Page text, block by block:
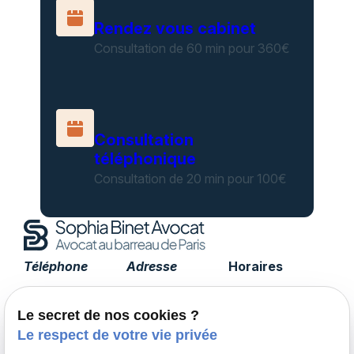
Rendez vous cabinet
Consultation de 60 min pour 360€
Consultation
téléphonique
Consultation de 20 min pour 100€
Téléphone
Adresse
Tourville
75007 PARIS
Horaires
Le secret de nos cookies ?
Le respect de votre vie privée